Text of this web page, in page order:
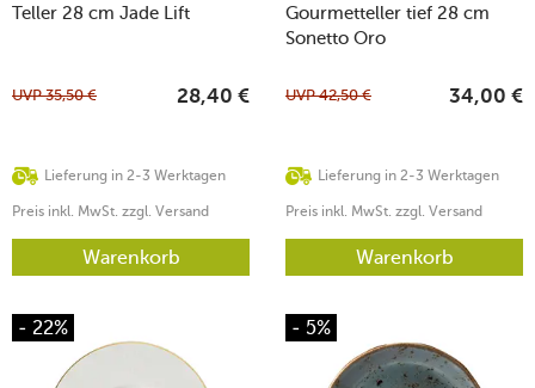
Teller 28 cm Jade Lift
Lieferung in 2-3 Werktagen
UVP35,50 € 28,40 €
Preis inkl. MwSt. zzgl. Versand
Warenkorb
Gourmetteller tief 28 cm
Sonetto Oro
Lieferung in 2-3 Werktagen
UVP42,50 € 34,00 €
Preis inkl. MwSt. zzgl. Versand
Warenkorb
- 22% - 5%